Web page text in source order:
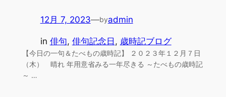
12月 7, 2023—byadmin
in 俳句, 俳句記念日 , 歳時記ブログ
【今日の一句＆たべもの歳時記】 ２０２３年１２月７日
（木） 晴れ 年用意省みる一年尽きる ～たべもの歳時記
～ …